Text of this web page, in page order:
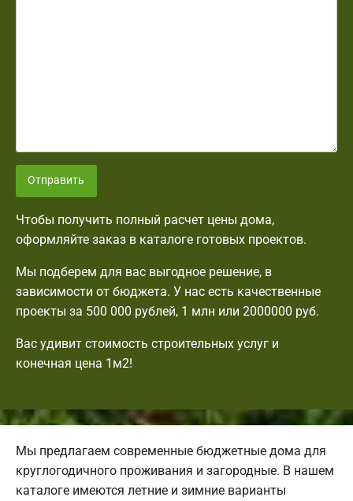
Отправить
Чтобы получить полный расчет цены дома,
оформляйте заказ в каталоге готовых проектов.
Мы подберем для вас выгодное решение, в
зависимости от бюджета. У нас есть качественные
проекты за 500 000 рублей, 1 млн или 2000000 руб.
Вас удивит стоимость строительных услуг и
конечная цена 1м2!
Мы предлагаем современные бюджетные дома для
круглогодичного проживания и загородные. В нашем
каталоге имеются летние и зимние варианты